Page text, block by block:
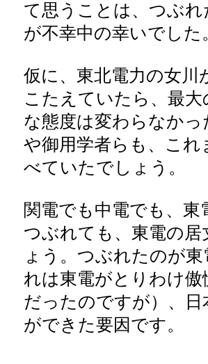
て思うことは、つぶ
が不幸中の幸いでした
仮に、東北電力の女川
こたえていたら、最
な態度は変わらなか
や御用学者らも、こ
べていたでしょう。
関電でも中電でも、
つぶれても、東電の
ょう。つぶれたのが
れは東電がとりわけ
だったのですが）、
ができた要因です。